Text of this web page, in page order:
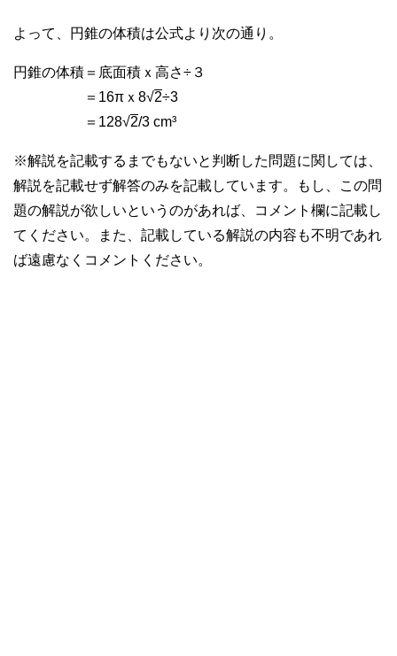
よって、円錐の体積は公式より次の通り。
円錐の体積＝底面積ｘ高さ÷３
＝16πｘ8√2÷3
＝128√2/3 cm³
※解説を記載するまでもないと判断した問題に関しては、
解説を記載せず解答のみを記載しています。もし、この問
題の解説が欲しいというのがあれば、コメント欄に記載し
てください。また、記載している解説の内容も不明であれ
ば遠慮なくコメントください。